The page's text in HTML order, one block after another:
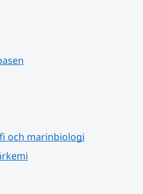
och marinbiologi